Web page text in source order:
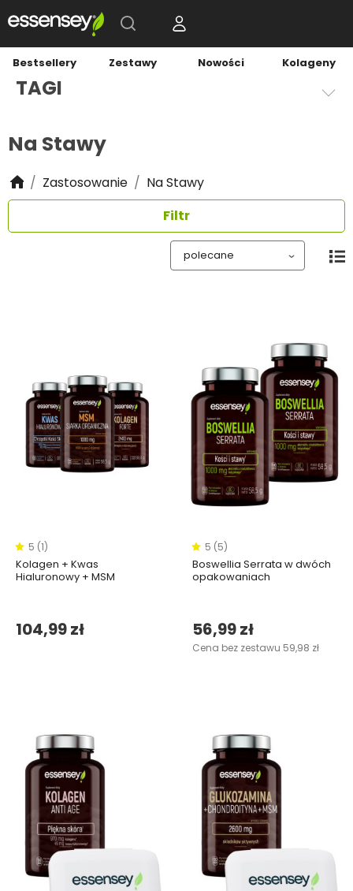
Bestsellery Zestawy Nowości Kolageny
TAGI
Na Stawy
Zastosowanie
Na Stawy
Filtr
5 (1)
Kolagen + Kwas
Hialuronowy + MSM
104,99 zł
5 (5)
Boswellia Serrata w dwóch
opakowaniach
56,99 zł
Cena bez zestawu 59,98 zł